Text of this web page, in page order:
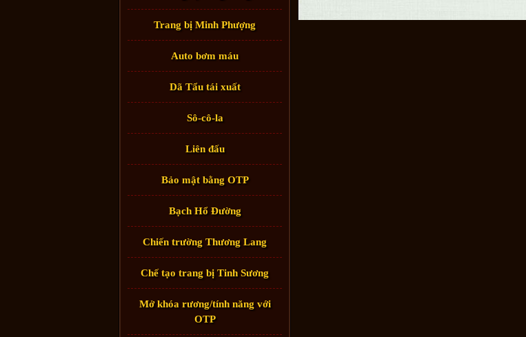
Trang bị Minh Phượng
Auto bơm máu
Dã Tẩu tái xuất
Sô-cô-la
Liên đấu
Bảo mật bằng OTP
Bạch Hổ Đường
Chiến trường Thương Lang
Chế tạo trang bị Tinh Sương
Mở khóa rương/tính năng với
OTP